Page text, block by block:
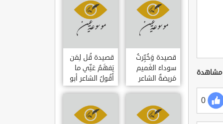
0
قصيدة وَخُبِّرتُ
سوداءَ الغَميم
مَريضةٌ الشاعر
العوام بن عقبة
قصيدة قُل لِمَن
يَفهَمُ عَنِّي ما
أَقُولُ الشاعر أبو
حامد الغزالي